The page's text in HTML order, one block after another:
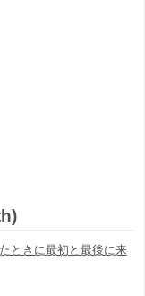
ときに最初と最後に来